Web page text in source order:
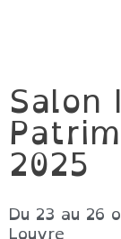
Salon
2025
Du 23 au 26